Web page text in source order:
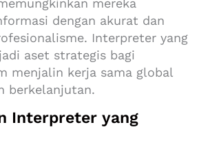
mereka
dengan akurat dan
Interpreter yang
aset strategis bagi
menjalin kerja sama global
berkelanjutan.
Interpreter yang